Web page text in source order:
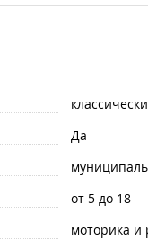
Да
от 5 до 18
моторика и